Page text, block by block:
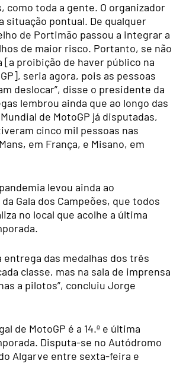
como toda a gente. O organizador
situação pontual. De qualquer
de Portimão passou a integrar a
de maior risco. Portanto, se não
[a proibição de haver público na
seria agora, pois as pessoas
deslocar”, disse o presidente da
lembrou ainda que ao longo das
de MotoGP já disputadas,
cinco mil pessoas nas
em França, e Misano, em
levou ainda ao
Gala dos Campeões, que todos
no local que acolhe a última
entrega das medalhas dos três
classe, mas na sala de imprensa
a pilotos”, concluiu Jorge
de MotoGP é a 14.ª e última
Disputa-se no Autódromo
Algarve entre sexta-feira e